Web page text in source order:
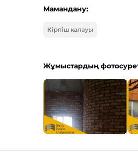
Мамандану:
Кірпіш қалауы
Жұмыстардың